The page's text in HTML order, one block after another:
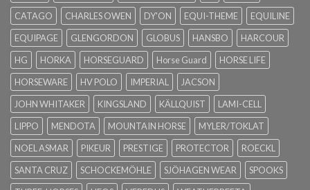
CATAGO
CHARLES OWEN DY'ON EQUI-THEME
EQUILINE
EQUIPAGE
GLENGORDON GLOBUS HANSBO
HARCOUR
HG
HORKA HORSEGUARD Horse Guard
HORSE LIFE
HORSEWARE
HV POLO IMPERIAL
JACSON
JOHN WHITAKER
KINGSLAND KÄLLQUIST
LAMI-CELL
LIPPO
MENDOTA MOUNTAIN HORSE
MYLER/TOKLAT
NOEL ASMAR
PIKEUR PRESTIGE PROTECTOR
ROECKL
SANTA CRUZ
SCHOCKEMÖHLE SJÖHAGEN WEAR
SPOOKS